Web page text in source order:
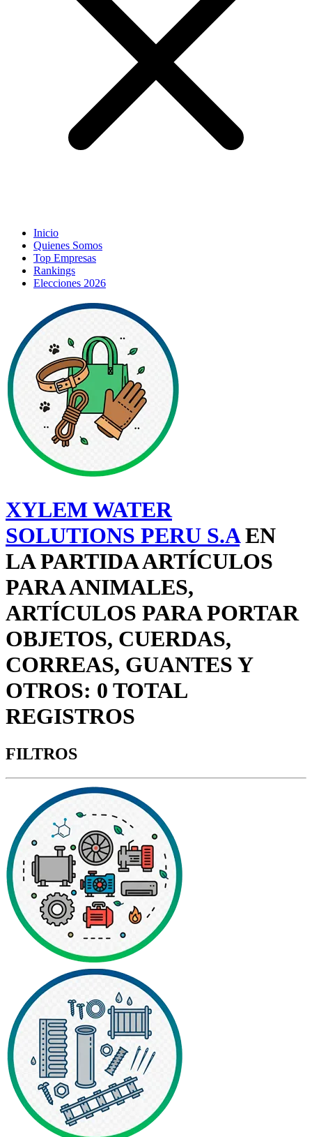
Inicio
Quienes Somos
Top Empresas
Rankings
Elecciones 2026
XYLEM WATER
SOLUTIONS PERU S.AEN
LA PARTIDA ARTÍCULOS
PARA ANIMALES,
ARTÍCULOS PARA PORTAR
OBJETOS, CUERDAS,
CORREAS, GUANTES Y
OTROS: 0 TOTAL
REGISTROS
FILTROS